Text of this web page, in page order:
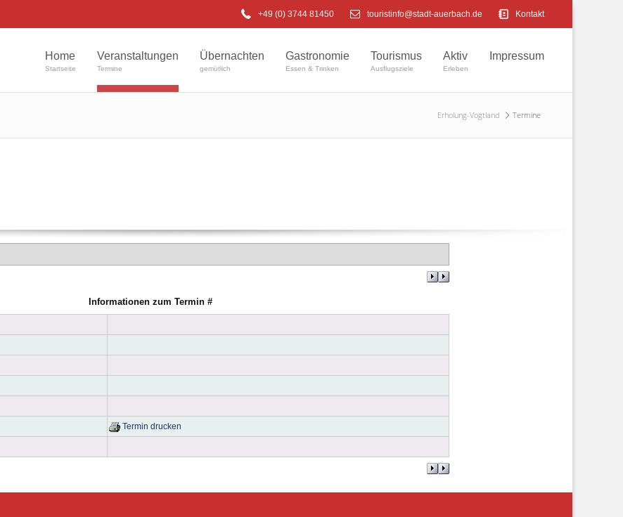
+49 (0) 3744 81450 touristinfo@stadt-auerbach.de Kontakt
Home
Startseite
Veranstaltungen
Termine
Übernachten
gemütlich
Gastronomie
Essen & Trinken
Tourismus
Ausflugsziele
Aktiv
Erleben
Impressum
Erholung-Vogtland Termine
Informationen zum Termin #
Termin drucken